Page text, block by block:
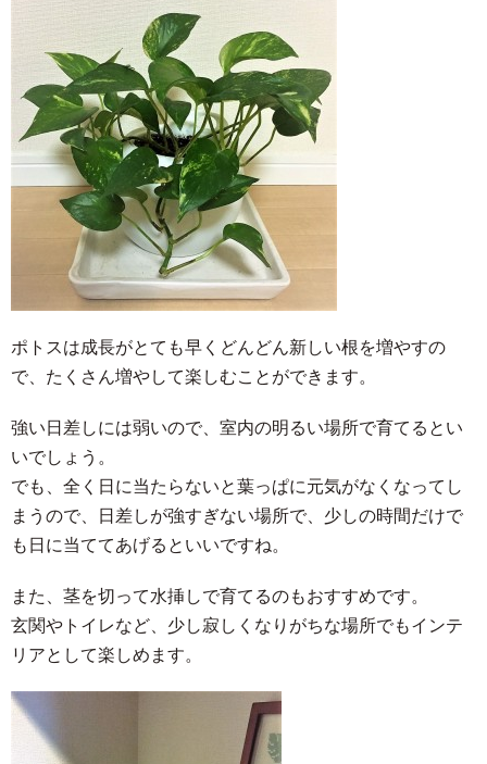
ポトスは成長がとても早くどんどん新しい根を増やすの
で、たくさん増やして楽しむことができます。
強い日差しには弱いので、室内の明るい場所で育てるとい
いでしょう。
でも、全く日に当たらないと葉っぱに元気がなくなってし
まうので、日差しが強すぎない場所で、少しの時間だけで
も日に当ててあげるといいですね。
また、茎を切って水挿しで育てるのもおすすめです。
玄関やトイレなど、少し寂しくなりがちな場所でもインテ
リアとして楽しめます。